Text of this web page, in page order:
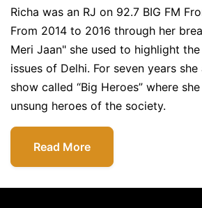
Richa was an RJ on 92.7 BIG FM
From 2014 to 2016 through her
Meri Jaan" she used to highlight
issues of Delhi. For seven years
show called “Big Heroes” where
unsung heroes of the society.
Read More